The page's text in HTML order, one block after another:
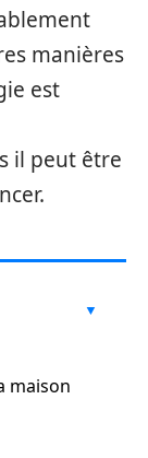
manières
est
il peut être
maison